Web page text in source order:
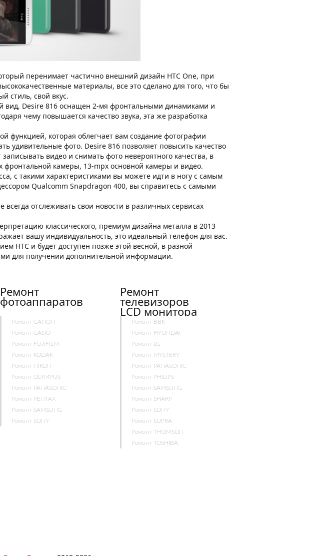
перенимает частично внешний дизайн HTC One, при
материалы, все это сделано для того, что бы
стиль, свой вкус.
Desire 816 оснащен 2-мя фронтальными динамиками и
чему повышается качество звука, эта же разработка
функцией, которая облегчает вам создание фотографии
удивительные фото. Desire 816 позволяет повысить качество
видео и снимать фото невероятного качества, в
камеры, 13-mpx основной камеры и видео.
с такими характеристиками вы можете идти в ногу с самым
Qualcomm Snapdragon 400, вы справитесь с самыми
отслеживать свои новости в различных сервисах
классического, премиум дизайна металла в 2013
вашу индивидуальность, это идеальный телефон для вас.
HTC и будет доступен позже этой весной, в разной
для получении дополнительной информации.
Ремонт
фотоаппаратов
Ремонт CANON
Ремонт CASIO
Ремонт FUJIFILM
Ремонт KODAK
Ремонт NIKON
Ремонт OLYMPUS
Ремонт PANASONIC
Ремонт PENTAX
Ремонт SAMSUNG
Ремонт SONY
Ремонт
телевизоров
LCD монитора
Ремонт BBK
Ремонт HYUNDAI
Ремонт LG
Ремонт MYSTERY
Ремонт PANASONIC
Ремонт PHILIPS
Ремонт SAMSUNG
Ремонт SHARP
Ремонт SONY
Ремонт SUPRA
Ремонт THOMSON
Ремонт TOSHIBA